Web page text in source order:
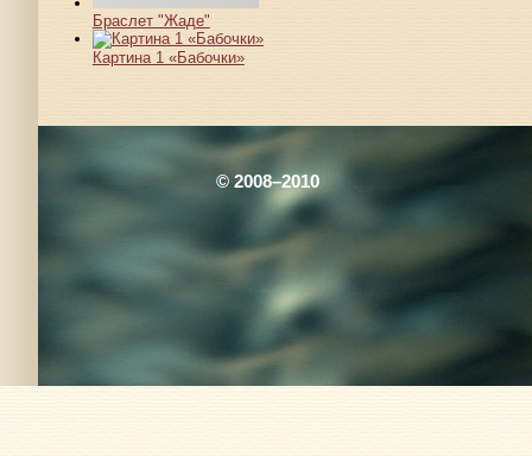
Браслет "Жаде"
Картина 1 «Бабочки»
© 2008–2010